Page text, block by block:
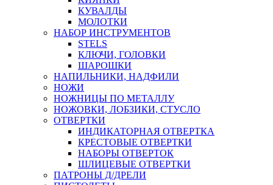
КУВАЛДЫ
МОЛОТКИ
НАБОР ИНСТРУМЕНТОВ
STELS
КЛЮЧИ, ГОЛОВКИ
ШАРОШКИ
НАПИЛЬНИКИ, НАДФИЛИ
НОЖИ
НОЖНИЦЫ ПО МЕТАЛЛУ
НОЖОВКИ, ЛОБЗИКИ, СТУСЛО
ОТВЕРТКИ
ИНДИКАТОРНАЯ ОТВЕРТКА
КРЕСТОВЫЕ ОТВЕРТКИ
НАБОРЫ ОТВЕРТОК
ШЛИЦЕВЫЕ ОТВЕРТКИ
ПАТРОНЫ Д/ДРЕЛИ